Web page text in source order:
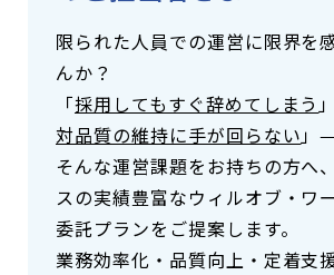
限られた人員での運営に限界を
んか？
「採用してもすぐ辞めてしまう
対品質の維持に手が回らない」
そんな運営課題をお持ちの方へ
スの実績豊富なウィルオブ・ワ
委託プランをご提案します。
業務効率化・品質向上・定着支